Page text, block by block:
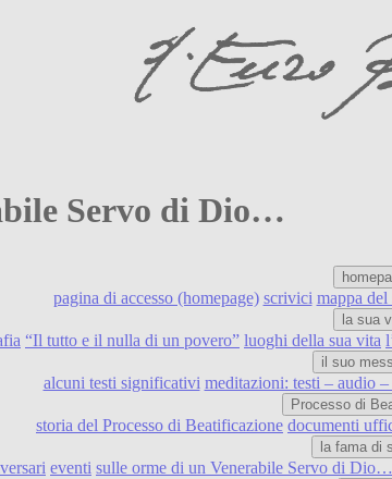
Servo di Dio…
pagina di accesso (homepage) scrivici mappa del
la sua
“Il tutto e il nulla di un povero” luoghi della sua vita
il suo
alcuni testi significativi meditazioni: testi – audio
Processo di
storia del Processo di Beatificazione documenti
la fama di
eventi sulle orme di un Venerabile Servo di Dio…